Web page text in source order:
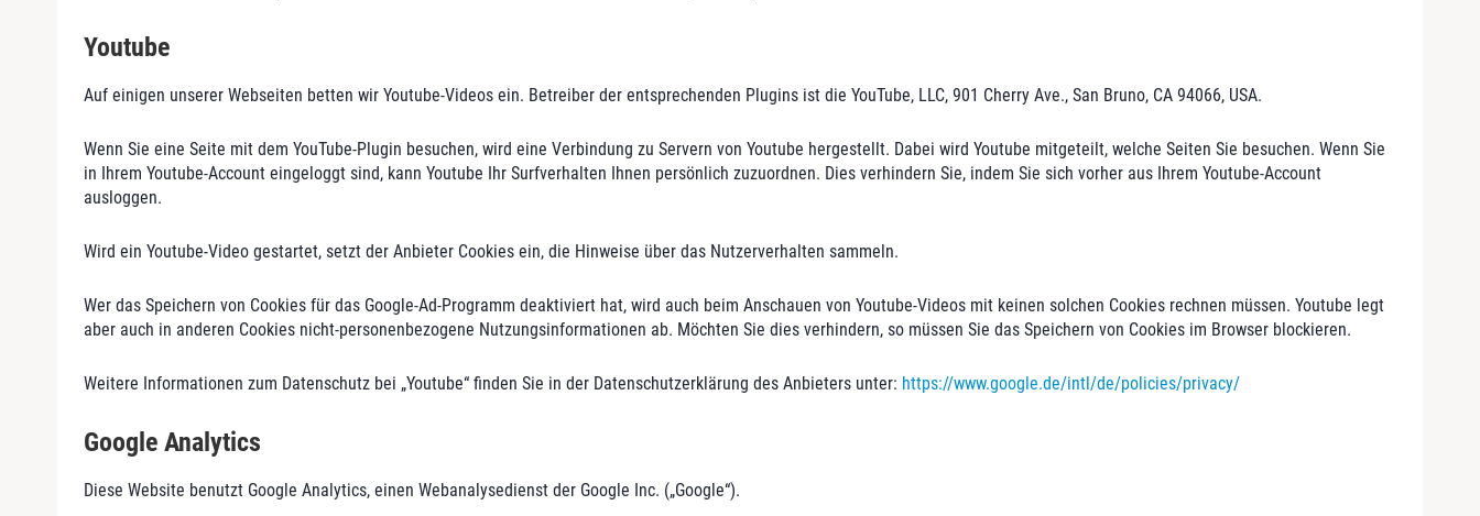
Youtube
Auf einigen unserer Webseiten betten wir Youtube-Videos ein. Betreiber der entsprechenden Plugins ist die YouTube, LLC, 901 Cherry Ave., San Bruno, CA 94066, USA.
Wenn Sie eine Seite mit dem YouTube-Plugin besuchen, wird eine Verbindung zu Servern von Youtube hergestellt. Dabei wird Youtube mitgeteilt, welche Seiten Sie besuchen. Wenn Sie
in Ihrem Youtube-Account eingeloggt sind, kann Youtube Ihr Surfverhalten Ihnen persönlich zuzuordnen. Dies verhindern Sie, indem Sie sich vorher aus Ihrem Youtube-Account
ausloggen.
Wird ein Youtube-Video gestartet, setzt der Anbieter Cookies ein, die Hinweise über das Nutzerverhalten sammeln.
Wer das Speichern von Cookies für das Google-Ad-Programm deaktiviert hat, wird auch beim Anschauen von Youtube-Videos mit keinen solchen Cookies rechnen müssen. Youtube legt
aber auch in anderen Cookies nicht-personenbezogene Nutzungsinformationen ab. Möchten Sie dies verhindern, so müssen Sie das Speichern von Cookies im Browser blockieren.
Weitere Informationen zum Datenschutz bei „Youtube“ finden Sie in der Datenschutzerklärung des Anbieters unter: https://www.google.de/intl/de/policies/privacy/
Google Analytics
Diese Website benutzt Google Analytics, einen Webanalysedienst der Google Inc. („Google“).